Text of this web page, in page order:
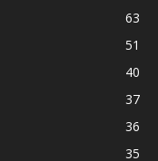
63
51
40
37
36
35